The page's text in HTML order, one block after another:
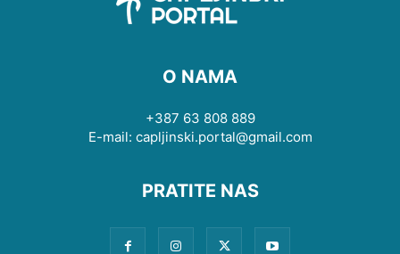
O NAMA
+387 63 808 889
E-mail: capljinski.portal@gmail.com
PRATITE NAS